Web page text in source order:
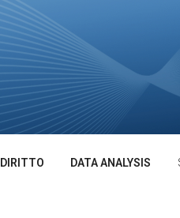
DIRITTO DATA ANALYSIS